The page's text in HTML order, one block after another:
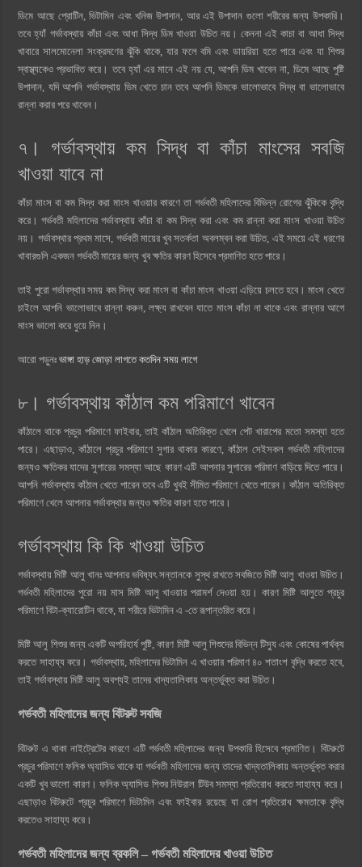
ডিমে আছে প্রোটিন, ভিটামিন এবং খনিজ উপাদান, আর এই উপাদান গুলো শরীরের জন্য উপকারি।
তবে হ্যাঁ গর্ভাবস্থায় কাঁচা এবং আধা সিদ্ধ ডিম খাওয়া উচিত নয়। কেননা এই কাচা বা আধা সিদ্ধ
খাবারে সালমোনেলা সংক্রমণের ঝুঁকি থাকে, যার ফলে বমি এবং ডায়রিয়া হতে পারে এবং যা শিশুর
স্বাস্থ্যকেও প্রভাবিত করে। তবে হ্যাঁ এর মানে এই নয় যে, আপনি ডিম খাবেন না, ডিমে আছে পুষ্টি
উপাদান, যদি আপনি গর্ভাবস্থায় ডিম খেতে চান তবে আপনি ডিমকে ভালোভাবে সিদ্ধ বা ভালোভাবে
রান্না করার পরে খাবেন।
৭। গর্ভাবস্থায় কম সিদ্ধ বা কাঁচা মাংসের সবজি
খাওয়া যাবে না
কাঁচা মাংস বা কম সিদ্ধ করা মাংস খাওয়ার কারণে তা গর্ভবতী মহিলাদের বিভিন্ন রোগের ঝুঁকিকে বৃদ্ধি
করে। গর্ভবতী মহিলাদের গর্ভাবস্থায় কাঁচা বা কম সিদ্ধ করা এবং কম রান্না করা মাংস খাওয়া উচিত
নয়। গর্ভাবস্থার প্রথম মাসে, গর্ভবতী মায়ের খুব সতর্কতা অবলম্বন করা উচিত, এই সময়ে এই ধরণের
খাবারগুলি একজন গর্ভবতী মায়ের জন্য খুব ক্ষতির কারণ হিসেবে প্রমাণিত হতে পারে।
তাই পুরো গর্ভাবস্থার সময় কম সিদ্ধ করা মাংস বা কাঁচা মাংস খাওয়া এড়িয়ে চলতে হবে। মাংস খেতে
চাইলে আপনি ভালোভাবে রান্না করুন, লক্ষ্য রাখবেন যাতে মাংস কাঁচা না থাকে এবং রান্নার আগে
মাংস ভালো করে ধুয়ে নিন।
আরো পড়ুনঃভাঙ্গা হাড় জোড়া লাগতে কতদিন সময় লাগে
৮। গর্ভাবস্থায় কাঁঠাল কম পরিমাণে খাবেন
কাঁঠালে থাকে প্রচুর পরিমাণে ফাইবার, তাই কাঁঠাল অতিরিক্ত খেলে পেট খারাপের মতো সমস্যা হতে
পারে। এছাড়াও, কাঁঠালে প্রচুর পরিমাণে সুগার থাকার কারণে, কাঁঠাল সেইসকল গর্ভবতী মহিলাদের
জন্যও ক্ষতিকর যাদের সুগারের সমস্যা আছে কারণ এটি আপনার সুগারের পরিমাণ বাড়িয়ে দিতে পারে।
আপনি গর্ভাবস্থায় কাঁঠাল খেতে পারেন তবে এটি খুবই সীমিত পরিমাণে খেতে পারেন। কাঁঠাল অতিরিক্ত
পরিমাণে খেলে আপনার গর্ভাবস্থার জন্যও ক্ষতির কারণ হতে পারে।
গর্ভাবস্থায় কি কি খাওয়া উচিত
গর্ভাবস্থায় মিষ্টি আলু খানঃ আপনার ভবিষ্যৎ সন্তানকে সুস্থ রাখতে সবজিতে মিষ্টি আলু খাওয়া উচিত।
গর্ভবতী মহিলাদের পুরো নয় মাস মিষ্টি আলু খাওয়ার পরামর্শ দেওয়া হয়। কারণ মিষ্টি আলুতে প্রচুর
পরিমাণে বিটা-ক্যারোটিন থাকে, যা শরীরে ভিটামিন এ -তে রূপান্তরিত করে।
মিষ্টি আলু শিশুর জন্য একটি অপরিহার্য পুষ্টি, কারণ মিষ্টি আলু শিশুদের বিভিন্ন টিস্যু এবং কোষের পার্থক্য
করতে সাহায্য করে। গর্ভাবস্থায়, মহিলাদের ভিটামিন এ খাওয়ার পরিমাণ ৪০ শতাংশ বৃদ্ধি করতে হবে,
তাই গর্ভাবস্থায় মিষ্টি আলু অবশ্যই তাদের খাদ্যতালিকায় অন্তর্ভুক্ত করা উচিত।
গর্ভবতী মহিলাদের জন্য বিটরুট সবজি
বিটরুট এ থাকা নাইট্রেটের কারণে এটি গর্ভবতী মহিলাদের জন্য উপকারি হিসেবে প্রমাণিত। বিটরুটে
প্রচুর পরিমাণে ফলিক অ্যাসিড থাকে যা গর্ভবতী মহিলাদের জন্য তাদের খাদ্যতালিকায় অন্তর্ভুক্ত করার
একটি খুব ভালো কারণ। ফলিক অ্যাসিড শিশুর নিউরাল টিউব সমস্যা প্রতিরোধ করতে সাহায্য করে।
এছাড়াও বিটরুটে প্রচুর পরিমাণে ভিটামিন এবং ফাইবার রয়েছে যা রোগ প্রতিরোধ ক্ষমতাকে বৃদ্ধি
করতেও সাহায্য করে।
গর্ভবতী মহিলাদের জন্য ব্রকলি – গর্ভবতী মহিলাদের খাওয়া উচিত